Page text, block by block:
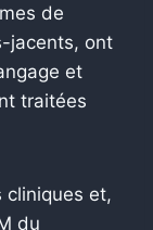
de
jacents, ont
et
traitées
cliniques et,
du